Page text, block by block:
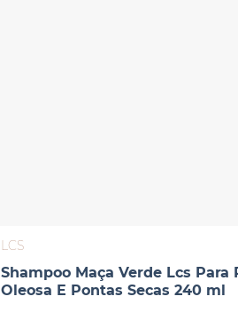
LCS
Shampoo Maça Verde Lcs Para
Oleosa E Pontas Secas 240 ml